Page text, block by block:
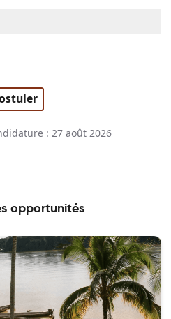
: 27 août 2026
opportunités